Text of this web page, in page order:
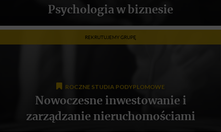
Psychologia w biznesie
REKRUTUJEMY GRUPĘ
ROCZNE STUDIA PODYPLOMOWE
Nowoczesne inwestowanie i
zarządzanie nieruchomościami